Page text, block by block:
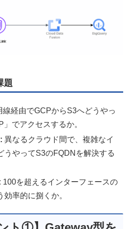
題
線経由でGCPからS3へどうやっ
でアクセスするか。
異なるクラウド間で、複雑なイ
うやってS3のFQDNを解決する
100を超えるインターフェースの
効率的に捌くか。